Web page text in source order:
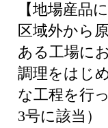
【地場産品
区域外から
ある工場に
調理をはじ
な工程を行
3号に該当）